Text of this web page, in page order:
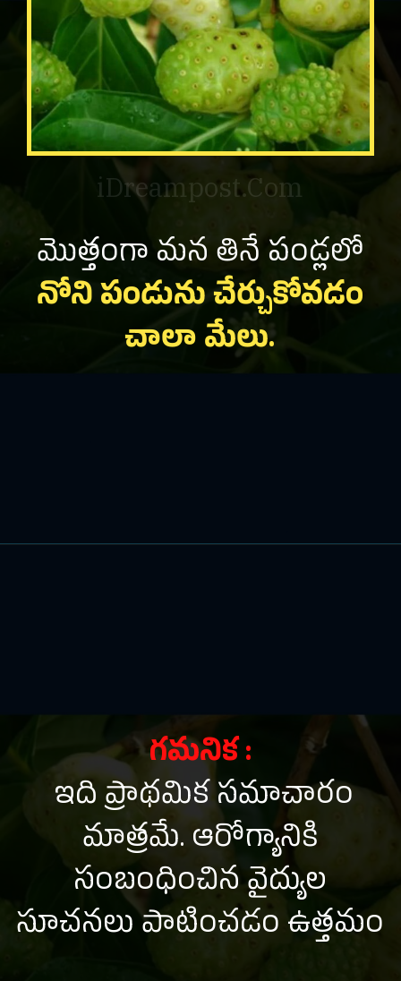
మొత్తంగా మన తినే పండ్లలో
నోని పండును చేర్చుకోవడం
చాలా మేలు.
iDreampost.Com
గమనిక :
ఇది ప్రాథమిక సమాచారం
మాత్రమే. ఆరోగ్యానికి
సంబంధించిన వైద్యుల
సూచనలు పాటించడం ఉత్తమం